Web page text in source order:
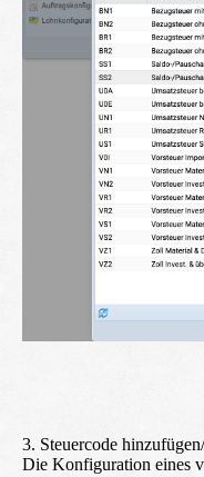
3. Steuercode
Die Konfiguration eines